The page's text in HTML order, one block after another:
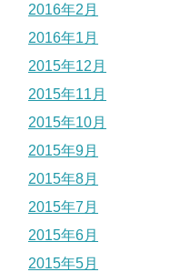
2016年2月
2016年1月
2015年12月
2015年11月
2015年10月
2015年9月
2015年8月
2015年7月
2015年6月
2015年5月